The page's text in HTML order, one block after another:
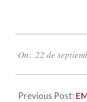
09-
On: 22 de
Previous Post: